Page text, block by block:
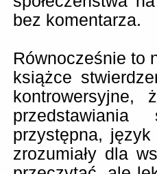
bez komentarza.
Równocześnie to
książce
kontrowersyjne,
przystępna,
zrozumiały dla